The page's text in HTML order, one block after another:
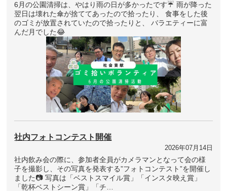
6月の公園清掃は、やはり雨の日が多かったです☔ 雨が降った
翌日は壊れた傘が捨ててあったので拾ったり、 食事をした後
のゴミが放置されていたので拾ったりと、 バラエティーに富
んだ月でした😂
社内フォトコンテスト開催
2026年07月14日
社内飲み会の際に、参加者全員がカメラマンとなって会の様
子を撮影し、その写真を発表する”フォトコンテスト”を開催し
ました📷 写真は「ベストスマイル賞」「インスタ映え賞」
「乾杯ベストシーン賞」「チ…